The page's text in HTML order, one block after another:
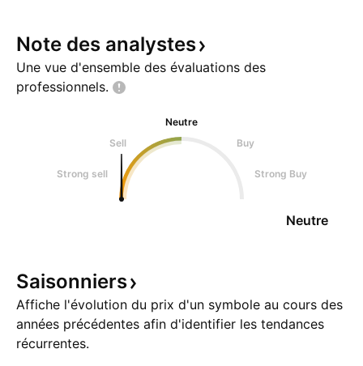
Note des analystes
Une vue d'ensemble des évaluations des
professionnels.
Neutre
Sell
Buy
Strong sell Strong Buy
Neutre
Saisonniers
Affiche l'évolution du prix d'un symbole au cours des
années précédentes afin d'identifier les tendances
récurrentes.